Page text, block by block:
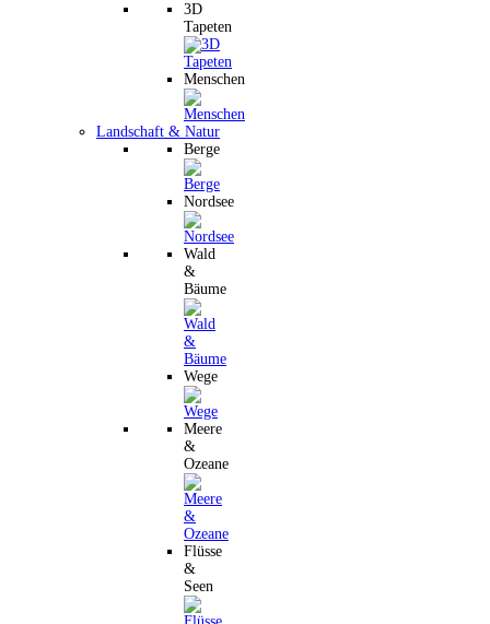
3D
Tapeten
Menschen
Landschaft & Natur
Berge
Nordsee
Wald
&
Bäume
Wege
Meere
&
Ozeane
Flüsse
&
Seen